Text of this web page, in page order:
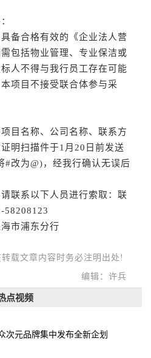
合格有效的《企业法人营
包括物业管理、专业保洁或
人不得与我行员工存在可能
项目不接受联合体参与采
名称、公司名称、联系方
明扫描件于1月20日前发送
#改为@)，经我行确认无误后
系以下人员进行索取：联
58208123
市浦东分行
转载文章内容时务必注明出处!
编辑：许兵
点视频
次元品牌集中发布全新企划